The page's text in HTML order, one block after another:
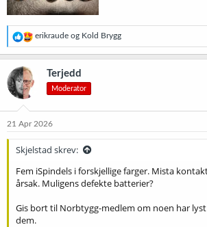
R
e
a
n
e
erikraude og Kold Brygg
Terjedd
Moderator
21 Apr 2026
Skjelstad skrev:
Fem iSpindels i forskjellige farger. Mista
årsak. Muligens defekte batterier?
Gis bort til Norbtygg-medlem om noen har
dem.